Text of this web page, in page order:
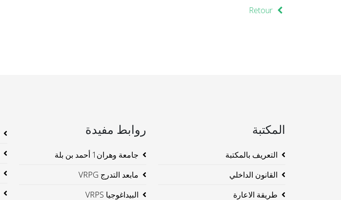
Retour
المكتبة
التعريف بالمكتبة
القانون الداخلي
طريقة الاعارة
روابط مفيدة
جامعة وهران1 أحمد بن بلة
مابعد التدرج VRPG
البيداغوجيا VRPS